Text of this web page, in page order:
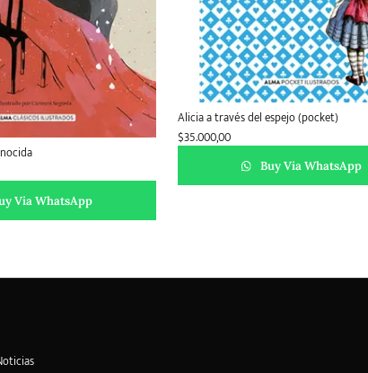
Via WhatsApp
Alicia a través del espejo (pocket)
$35.000,00
Buy Via WhatsApp